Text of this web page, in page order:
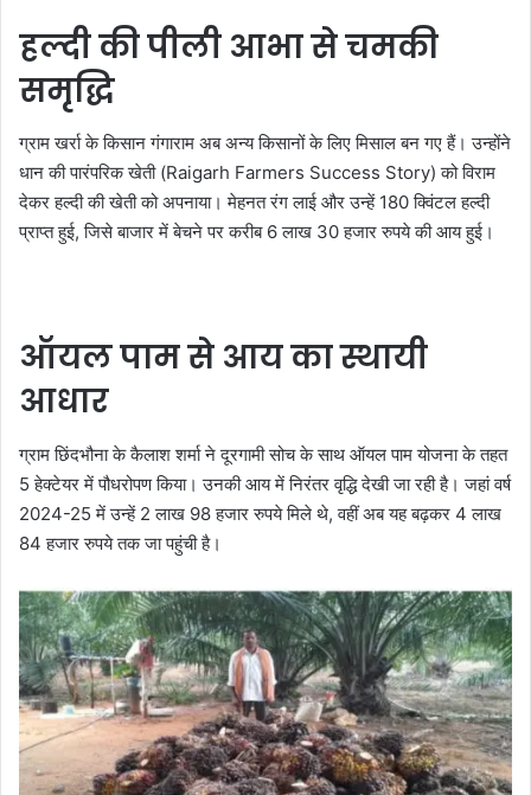
हल्दी की पीली आभा से चमकी
समृद्धि
ग्राम खर्रा के किसान गंगाराम अब अन्य किसानों के लिए मिसाल बन गए हैं। उन्होंने
धान की पारंपरिक खेती (Raigarh Farmers Success Story) को विराम
देकर हल्दी की खेती को अपनाया। मेहनत रंग लाई और उन्हें 180 क्विंटल हल्दी
प्राप्त हुई, जिसे बाजार में बेचने पर करीब 6 लाख 30 हजार रुपये की आय हुई।
ऑयल पाम से आय का स्थायी
आधार
ग्राम छिंदभौना के कैलाश शर्मा ने दूरगामी सोच के साथ ऑयल पाम योजना के तहत
5 हेक्टेयर में पौधरोपण किया। उनकी आय में निरंतर वृद्धि देखी जा रही है। जहां वर्ष
2024-25 में उन्हें 2 लाख 98 हजार रुपये मिले थे, वहीं अब यह बढ़कर 4 लाख
84 हजार रुपये तक जा पहुंची है।